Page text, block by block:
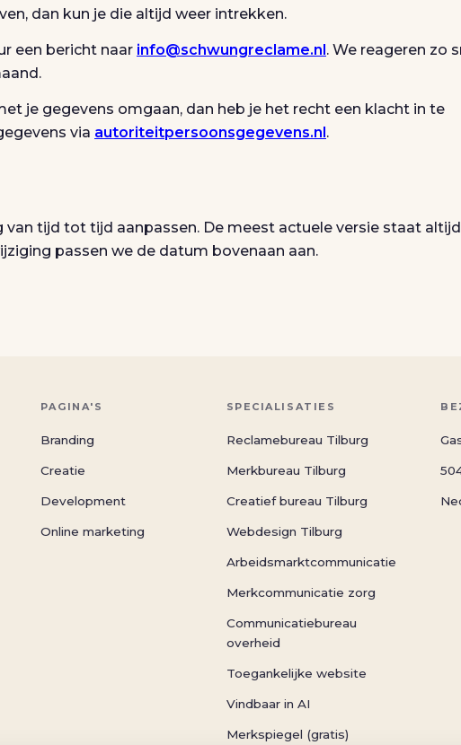
dan kun je die altijd weer intrekken.
een bericht naar info@schwungreclame.nl. We reageren zo
je gegevens omgaan, dan heb je het recht een klacht in te
via autoriteitpersoonsgegevens.nl.
van tijd tot tijd aanpassen. De meest actuele versie staat
passen we de datum bovenaan aan.
PAGINA'S
Branding
Creatie
Development
Online marketing
SPECIALISATIES
Reclamebureau Tilburg
Merkbureau Tilburg
Creatief bureau Tilburg
Webdesign Tilburg
Arbeidsmarktcommunicatie
Merkcommunicatie zorg
Communicatiebureau
overheid
Toegankelijke website
Vindbaar in AI
Merkspiegel (gratis)